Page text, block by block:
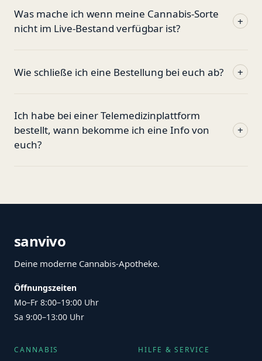
Was mache ich wenn meine Cannabis-Sorte
nicht im Live-Bestand verfügbar ist?
+
Wie schließe ich eine Bestellung bei euch ab? +
Ich habe bei einer Telemedizinplattform
bestellt, wann bekomme ich eine Info von
euch?
+
sanvivo
Deine moderne Cannabis-Apotheke.
Öffnungszeiten
Mo–Fr 8:00–19:00 Uhr
Sa 9:00–13:00 Uhr
CANNABIS HILFE & SERVICE